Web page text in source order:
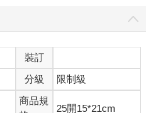
裝訂
分級 限制級
商品規
25開15*21cm